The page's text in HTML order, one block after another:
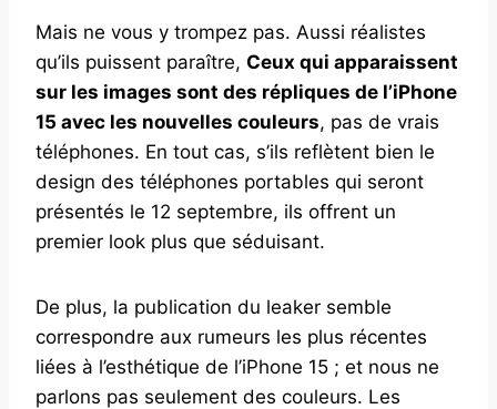
Mais ne vous y trompez pas. Aussi réalistes
qu’ils puissent paraître, Ceux qui apparaissent
sur les images sont des répliques de l’iPhone
15 avec les nouvelles couleurs, pas de vrais
téléphones. En tout cas, s’ils reflètent bien le
design des téléphones portables qui seront
présentés le 12 septembre, ils offrent un
premier look plus que séduisant.
De plus, la publication du leaker semble
correspondre aux rumeurs les plus récentes
liées à l’esthétique de l’iPhone 15 ; et nous ne
parlons pas seulement des couleurs. Les